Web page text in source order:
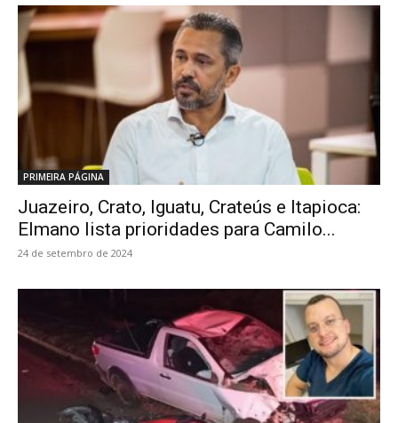
PRIMEIRA PÁGINA
Juazeiro, Crato, Iguatu, Crateús e Itapioca:
Elmano lista prioridades para Camilo...
24 de setembro de 2024